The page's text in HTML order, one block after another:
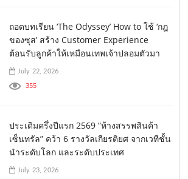
ถอดบทเรียน ‘The Odyssey’ How to ใช้ ‘กฎ
ของซุส’ สร้าง Customer Experience
ต้อนรับลูกค้าให้เหมือนเทพเจ้าปลอมตัวมา
July 22, 2026
355
ประเดิมครึ่งปีแรก 2569 “ห้างสรรพสินค้า
เซ็นทรัล” คว้า 6 รางวัลเกียรติยศ จากเวทีชั้น
นำระดับโลก และระดับประเทศ
July 23, 2026